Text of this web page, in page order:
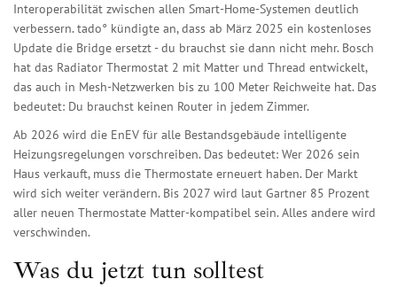
Interoperabilität zwischen allen Smart-Home-Systemen deutlich
verbessern. tado° kündigte an, dass ab März 2025 ein kostenloses
Update die Bridge ersetzt - du brauchst sie dann nicht mehr. Bosch
hat das Radiator Thermostat 2 mit Matter und Thread entwickelt,
das auch in Mesh-Netzwerken bis zu 100 Meter Reichweite hat. Das
bedeutet: Du brauchst keinen Router in jedem Zimmer.
Ab 2026 wird die EnEV für alle Bestandsgebäude intelligente
Heizungsregelungen vorschreiben. Das bedeutet: Wer 2026 sein
Haus verkauft, muss die Thermostate erneuert haben. Der Markt
wird sich weiter verändern. Bis 2027 wird laut Gartner 85 Prozent
aller neuen Thermostate Matter-kompatibel sein. Alles andere wird
verschwinden.
Was du jetzt tun solltest